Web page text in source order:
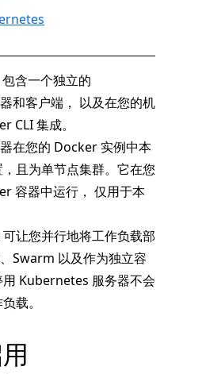
含一个独立的
和客户端， 以及在您的机
CLI 集成。
在您的 Docker 实例中本
且为单节点集群。它在您
容器中运行， 仅用于本
让您并行地将工作负载部
Swarm 以及作为独立容
Kubernetes 服务器不会
载。